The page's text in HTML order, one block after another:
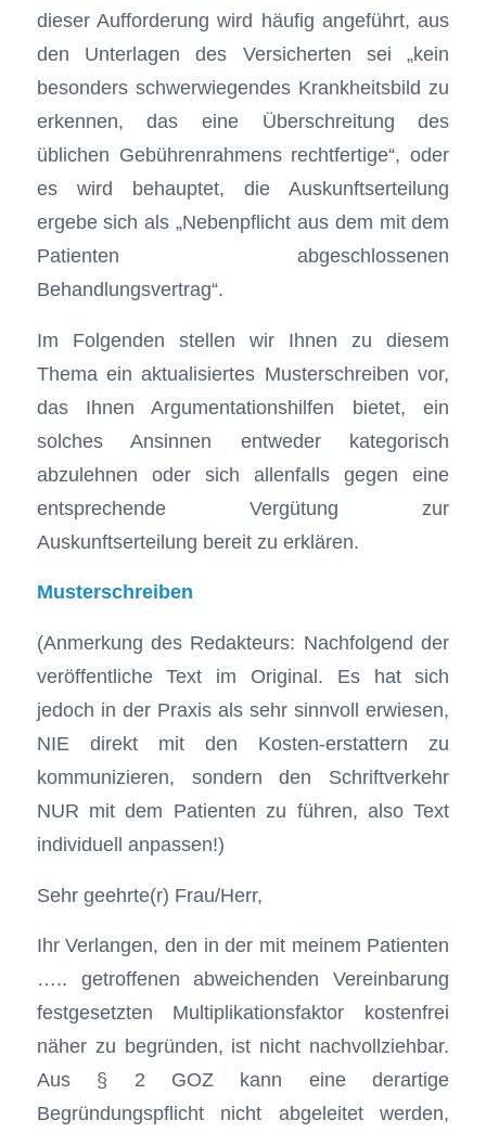
dieser Aufforderung wird häufig angeführt, aus
den Unterlagen des Versicherten sei „kein
besonders schwerwiegendes Krankheitsbild zu
erkennen, das eine Überschreitung des
üblichen Gebührenrahmens rechtfertige“, oder
es wird behauptet, die Auskunftserteilung
ergebe sich als „Nebenpflicht aus dem mit dem
Patienten abgeschlossenen
Behandlungsvertrag“.
Im Folgenden stellen wir Ihnen zu diesem
Thema ein aktualisiertes Musterschreiben vor,
das Ihnen Argumentationshilfen bietet, ein
solches Ansinnen entweder kategorisch
abzulehnen oder sich allenfalls gegen eine
entsprechende Vergütung zur
Auskunftserteilung bereit zu erklären.
Musterschreiben
(Anmerkung des Redakteurs: Nachfolgend der
veröffentliche Text im Original. Es hat sich
jedoch in der Praxis als sehr sinnvoll erwiesen,
NIE direkt mit den Kosten-erstattern zu
kommunizieren, sondern den Schriftverkehr
NUR mit dem Patienten zu führen, also Text
individuell anpassen!)
Sehr geehrte(r) Frau/Herr,
Ihr Verlangen, den in der mit meinem Patienten
….. getroffenen abweichenden Vereinbarung
festgesetzten Multiplikationsfaktor kostenfrei
näher zu begründen, ist nicht nachvollziehbar.
Aus § 2 GOZ kann eine derartige
Begründungspflicht nicht abgeleitet werden,